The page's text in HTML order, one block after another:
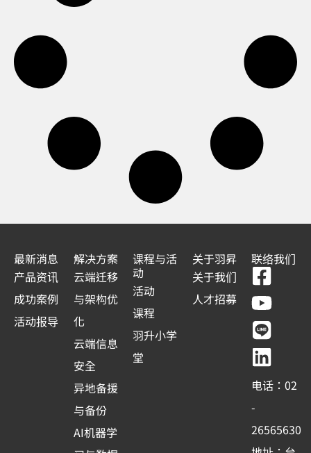
最新消息
产品资讯
成功案例
活动报导
解决方案
云端迁移
与架构优
化
云端信息
安全
异地备援
与备份
AI机器学
课程与活
动
活动
课程
羽升小学
堂
关于羽昇
关于我们
人才招募
联络我们
F
a
c
e
b
o
o
k
-
Y
o
u
t
u
b
e
L
i
n
e
L
i
n
k
e
d
i
n
电话：02
-
26565630